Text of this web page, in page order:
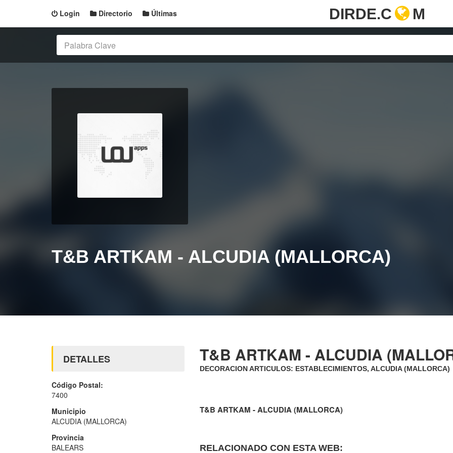
Login Directorio Últimas DIRDE.C M
T&B ARTKAM - ALCUDIA (MALLORCA)
T&B ARTKAM - ALCUDIA
DECORACION ARTICULOS: ESTABLECIMIENTOS, ALCUDIA (MALLORCA)
T&B ARTKAM - ALCUDIA (MALLORCA)
RELACIONADO CON ESTA WEB:
DETALLES
Código Postal:
7400
Municipio
ALCUDIA (MALLORCA)
Provincia
BALEARS